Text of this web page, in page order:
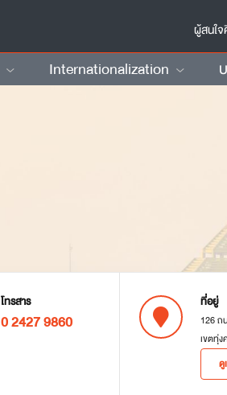
ผู้สนใ
Internationalization
โทรสาร
0 2427 9860
ที่อยู่
126 ถ
เขตทุ่
ดู